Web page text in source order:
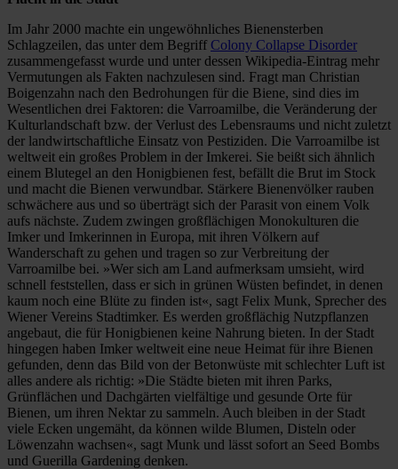
Im Jahr 2000 machte ein ungewöhnliches Bienensterben
Schlagzeilen, das unter dem Begriff Colony Collapse Disorder
zusammengefasst wurde und unter dessen Wikipedia-Eintrag mehr
Vermutungen als Fakten nachzulesen sind. Fragt man Christian
Boigenzahn nach den Bedrohungen für die Biene, sind dies im
Wesentlichen drei Faktoren: die Varroamilbe, die Veränderung der
Kulturlandschaft bzw. der Verlust des Lebensraums und nicht zuletzt
der landwirtschaftliche Einsatz von Pestiziden. Die Varroamilbe ist
weltweit ein großes Problem in der Imkerei. Sie beißt sich ähnlich
einem Blutegel an den Honigbienen fest, befällt die Brut im Stock
und macht die Bienen verwundbar. Stärkere Bienenvölker rauben
schwächere aus und so überträgt sich der Parasit von einem Volk
aufs nächste. Zudem zwingen großflächigen Monokulturen die
Imker und Imkerinnen in Europa, mit ihren Völkern auf
Wanderschaft zu gehen und tragen so zur Verbreitung der
Varroamilbe bei. »Wer sich am Land aufmerksam umsieht, wird
schnell feststellen, dass er sich in grünen Wüsten befindet, in denen
kaum noch eine Blüte zu finden ist«, sagt Felix Munk, Sprecher des
Wiener Vereins Stadtimker. Es werden großflächig Nutzpflanzen
angebaut, die für Honigbienen keine Nahrung bieten. In der Stadt
hingegen haben Imker weltweit eine neue Heimat für ihre Bienen
gefunden, denn das Bild von der Betonwüste mit schlechter Luft ist
alles andere als richtig: »Die Städte bieten mit ihren Parks,
Grünflächen und Dachgärten vielfältige und gesunde Orte für
Bienen, um ihren Nektar zu sammeln. Auch bleiben in der Stadt
viele Ecken ungemäht, da können wilde Blumen, Disteln oder
Löwenzahn wachsen«, sagt Munk und lässt sofort an Seed Bombs
und Guerilla Gardening denken.